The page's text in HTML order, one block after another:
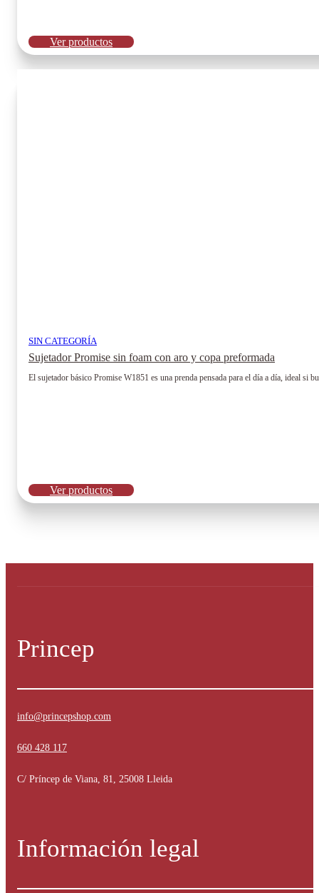
Ver productos
SIN CATEGORÍA
Sujetador Promise sin foam con aro y copa preformada
El sujetador básico Promise W1851 es una prenda pensada para el día a día, ideal
Ver productos
Princep
info@princepshop.com
660 428 117
C/ Príncep de Viana, 81, 25008 Lleida
Información legal